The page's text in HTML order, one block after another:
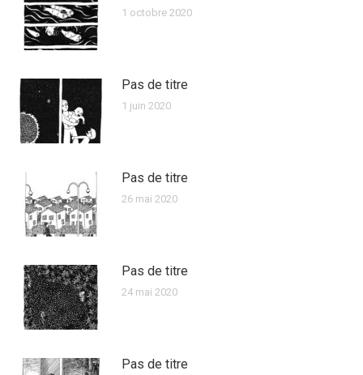
1 octobre 2020
Pas de titre
1 juin 2020
Pas de titre
26 mai 2020
Pas de titre
24 mai 2020
Pas de titre